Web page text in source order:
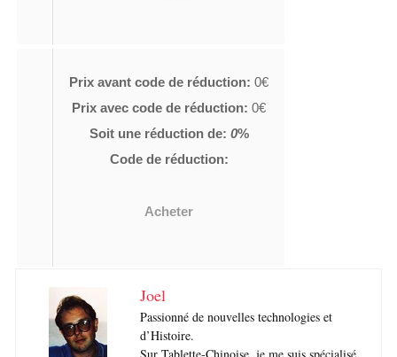
Prix avant code de réduction: 0€
Prix avec code de réduction: 0€
Soit une réduction de: 0%
Code de réduction:
Acheter
Joel
Passionné de nouvelles technologies et
d’Histoire.